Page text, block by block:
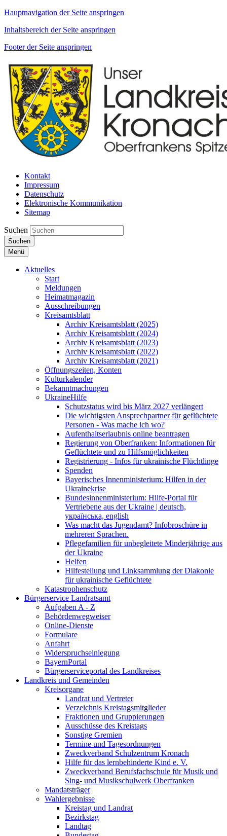
Hauptnavigation der Seite anspringen
Inhaltsbereich der Seite anspringen
Footer der Seite anspringen
Kontakt
Impressum
Datenschutz
Elektronische Kommunikation
Sitemap
Suchen
Suchen
Menü
Aktuelles
Start
Meldungen
Heimatmagazin
Ausschreibungen
Kreisamtsblatt
Archiv Kreisamtsblatt (2025)
Archiv Kreisamtsblatt (2024)
Archiv Kreisamtsblatt (2023)
Archiv Kreisamtsblatt (2022)
Archiv Kreisamtsblatt (2021)
Öffnungszeiten, Konten
Kulturkalender
Bekanntmachungen
UkraineHilfe
Schutzstatus wird bis März 2027 verlängert
Die wichtigsten Ansprechpartner für geflüchtete
Personen - Was mache ich wo?
Aufenthaltserlaubnis online beantragen
Regierung von Oberfranken: Informationen für
Geflüchtete und zu Hilfsmöglichkeiten
Registrierung - Infos für ukrainische Flüchtlinge
Spenden
Bayerisches Innenministerium: Hilfen in der
Ukrainekrise
Bundesinnenministerium: Hilfe-Portal für
Vertriebene aus der Ukraine | deutsch,
українська, english
Was macht das Jugendamt? Infobroschüre in
mehreren Sprachen.
Pflegefamilien für unbegleitete Minderjährige aus
der Ukraine
Helfen
Hilfestellung und Linksammlung der Diakonie
für ukrainische Geflüchtete
Katastrophenschutz
Bürgerservice Landratsamt
Aufgaben A - Z
Behördenwegweiser
Online-Dienste
Formulare
Anfahrt
Widerspruchseinlegung
BayernPortal
Bürgerserviceportal des Landkreises
Landkreis und Gemeinden
Kreisorgane
Landrat und Vertreter
Verzeichnis Kreistagsmitglieder
Fraktionen und Gruppierungen
Ausschüsse des Kreistags
Sonstige Gremien
Termine und Tagesordnungen
Zweckverband Schulzentrum Kronach
Hilfe für das lernbehinderte Kind e. V.
Zweckverband Berufsfachschule für Musik und
Sing- und Musikschulwerk Oberfranken
Mandatsträger
Wahlergebnisse
Kreistag und Landrat
Bezirkstag
Landtag